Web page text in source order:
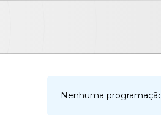
Nenhuma